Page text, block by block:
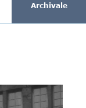
Archivale